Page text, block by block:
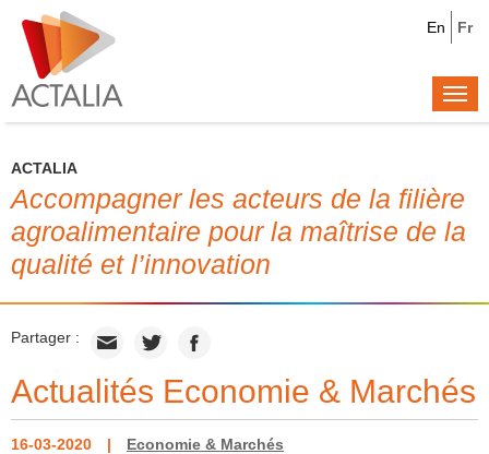
Fr
En
ACTALIA
Accompagner les acteurs de la filière
agroalimentaire pour la maîtrise de la
qualité et l’innovation
Partager :
Actualités Economie & Marchés
16-03-2020 Economie & Marchés